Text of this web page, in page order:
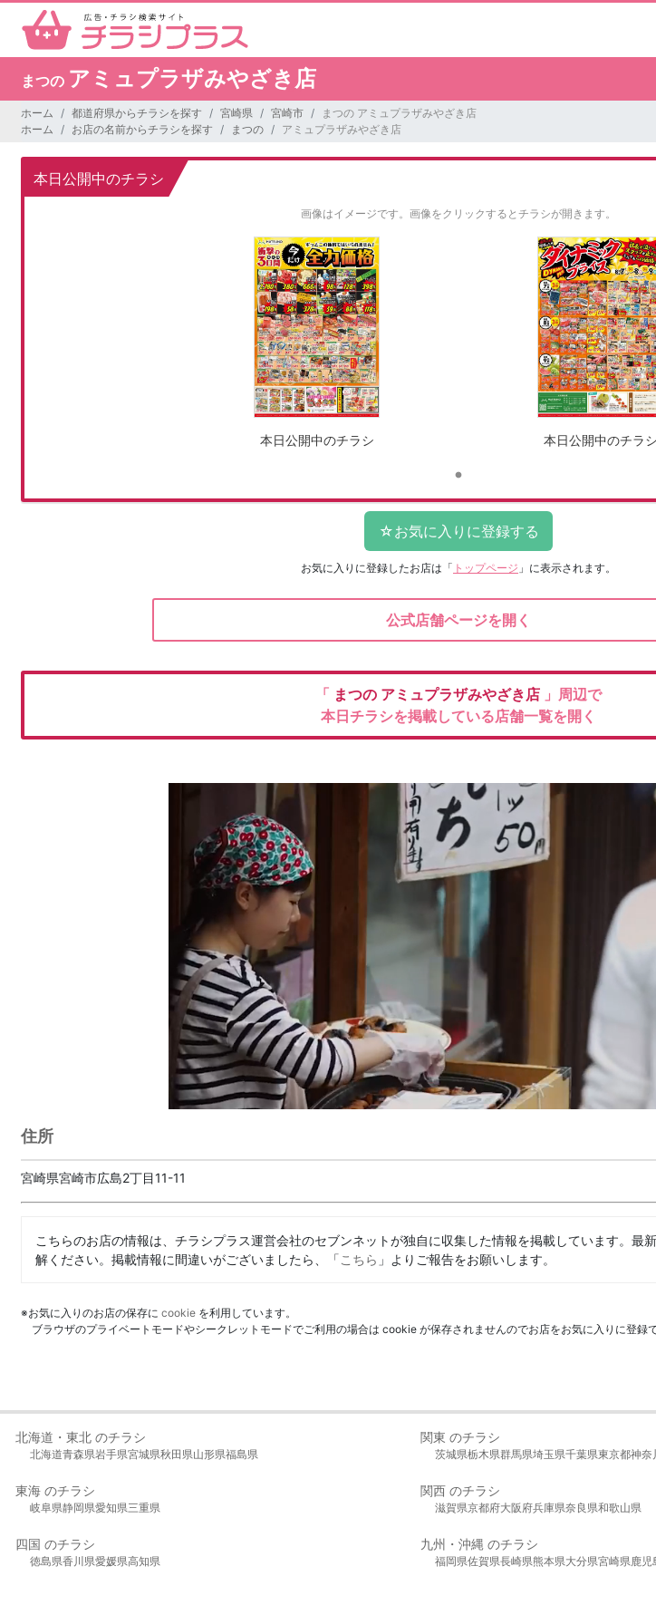
まつの アミュプラザみやざき店
ホーム 都道府県からチラシを探す 宮崎県 宮崎市
まつの アミュプラザみやざき店
ホーム
お店の名前からチラシを探す まつの アミュプラザみやざき店
本日公開中のチラシ
画像はイメージです。 画像をクリックするとチラシが開きます。
本日公開中のチラシ 本日公開中のチラシ
お気に入りに登録したお店は 「 トップページ 」に表示されます。
公式店舗ページを開く
「 まつの アミュプラザみやざき店 」周辺で
本日チラシを掲載している店舗一覧を開く
住所
宮崎県宮崎市広島2丁目11-11
こちらのお店の情報は、チラシプラス運営会社のセブンネットが独自に収集した情報を掲載しています。最
解ください。掲載情報に間違いがございましたら、「こちら 」よりご報告をお願いします。
※お気に入りのお店の保存に cookie を利用しています。
ブラウザのプライベートモードやシークレットモードでご利用の場合は cookie が保存されませんのでお店をお気に入りに登録で
北海道・東北 のチラシ
北海道青森県岩手県宮城県秋田県山形県福島県
関東 のチラシ
茨城県栃木県群馬県埼玉県千葉県東京都神奈
東海 のチラシ
岐阜県静岡県愛知県三重県
関西 のチラシ
滋賀県京都府大阪府兵庫県奈良県和歌山県
四国 のチラシ
徳島県香川県愛媛県高知県
九州・沖縄 のチラシ
福岡県佐賀県長崎県熊本県大分県宮崎県鹿児